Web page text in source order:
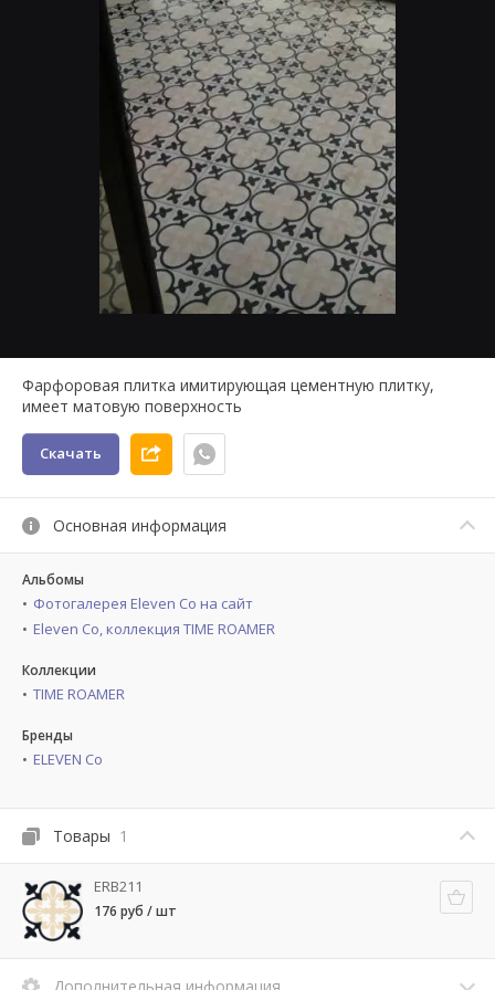
Фарфоровая плитка имитирующая цементную плитку,
имеет матовую поверхность
Скачать
Основная информация
Альбомы
Фотогалерея Eleven Co на сайт
Eleven Co, коллекция TIME ROAMER
Коллекции
TIME ROAMER
Бренды
ELEVEN Co
Товары 1
ERB211
176 руб / шт